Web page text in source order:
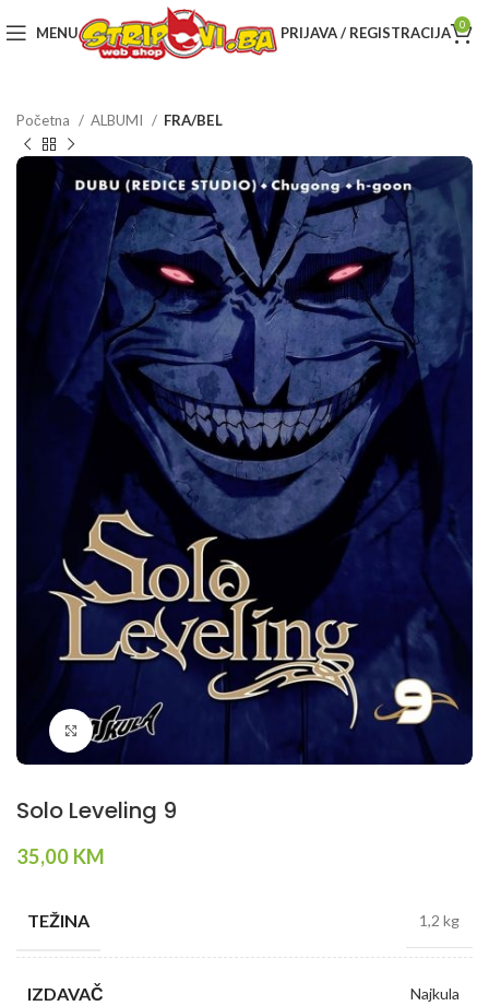
MENU PRIJAVA / REGISTRACIJA 0
Početna ALBUMI FRA/BEL
Klikni da povečaš
Solo Leveling 9
35,00 KM
TEŽINA 1,2 kg
IZDAVAČ Najkula